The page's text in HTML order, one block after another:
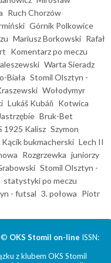
Ruch Chorzów
Górnik Polkowice
Mariusz Borkowski Rafał
Komentarz po meczu
Warta Sieradz
Biała Stomil Olsztyn -
Wołodymyr
Lukáš Kubáň Kotwica
Bruk-Bet
1925 Kalisz Szymon
Kącik bukmacherski Lech II
Rozgrzewka juniorzy
Stomil Olsztyn -
statystyki po meczu
- futsal 3. połowa Piotr
© OKS Stomil on-line ISSN:
z klubem OKS Stomil